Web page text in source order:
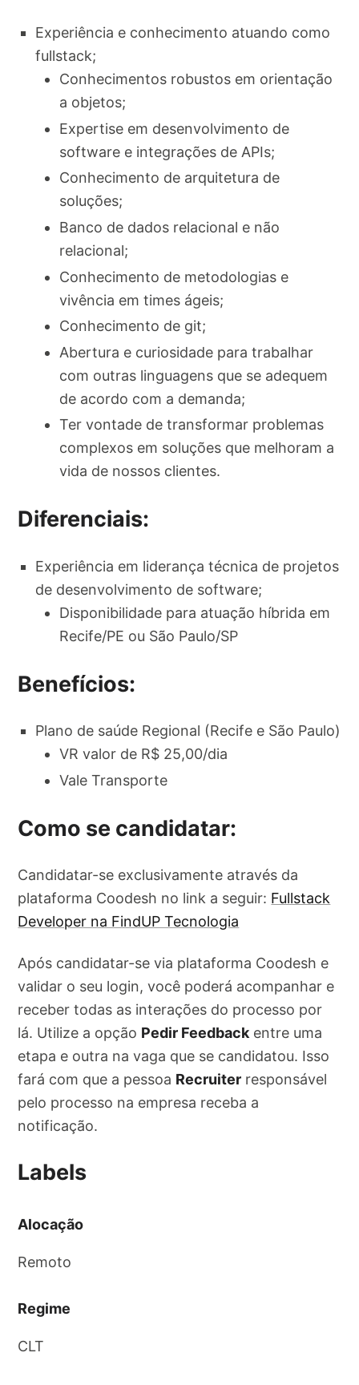
Experiência e conhecimento atuando como
fullstack;
Conhecimentos robustos em orientação
a objetos;
Expertise em desenvolvimento de
software e integrações de APIs;
Conhecimento de arquitetura de
soluções;
Banco de dados relacional e não
relacional;
Conhecimento de metodologias e
vivência em times ágeis;
Conhecimento de git;
Abertura e curiosidade para trabalhar
com outras linguagens que se adequem
de acordo com a demanda;
Ter vontade de transformar problemas
complexos em soluções que melhoram a
vida de nossos clientes.
Diferenciais:
Experiência em liderança técnica de projetos
de desenvolvimento de software;
Disponibilidade para atuação híbrida em
Recife/PE ou São Paulo/SP
Benefícios:
Plano de saúde Regional (Recife e São Paulo)
VR valor de R$ 25,00/dia
Vale Transporte
Como se candidatar:
Candidatar-se exclusivamente através da
plataforma Coodesh no link a seguir: Fullstack
Developer na FindUP Tecnologia
Após candidatar-se via plataforma Coodesh e
validar o seu login, você poderá acompanhar e
receber todas as interações do processo por
lá. Utilize a opção Pedir Feedback entre uma
etapa e outra na vaga que se candidatou. Isso
fará com que a pessoa Recruiter responsável
pelo processo na empresa receba a
notificação.
Labels
Alocação
Remoto
Regime
CLT